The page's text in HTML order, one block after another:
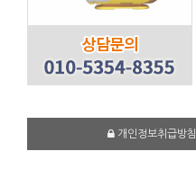
개인정보취급방침